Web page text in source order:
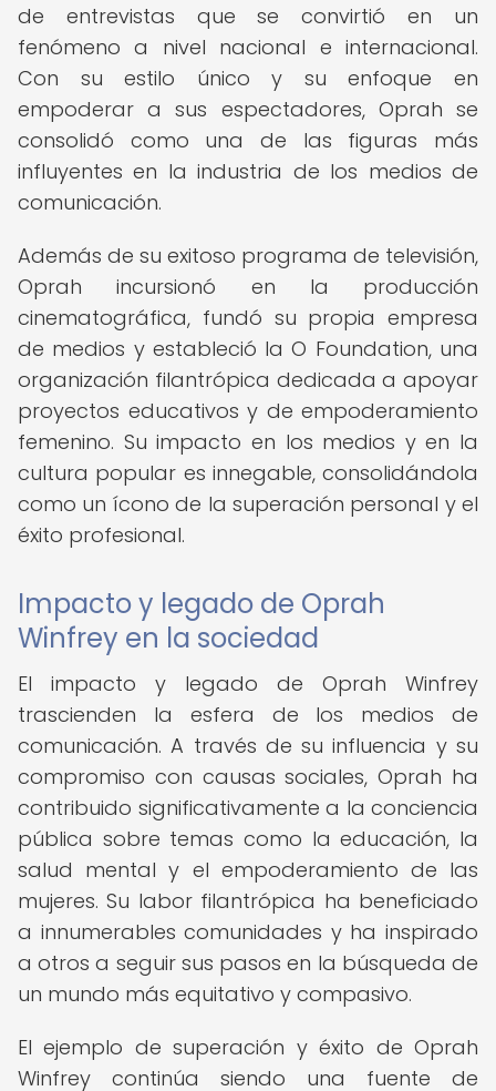
de entrevistas que se convirtió en un
fenómeno a nivel nacional e internacional.
Con su estilo único y su enfoque en
empoderar a sus espectadores, Oprah se
consolidó como una de las figuras más
influyentes en la industria de los medios de
comunicación.
Además de su exitoso programa de televisión,
Oprah incursionó en la producción
cinematográfica, fundó su propia empresa
de medios y estableció la O Foundation, una
organización filantrópica dedicada a apoyar
proyectos educativos y de empoderamiento
femenino. Su impacto en los medios y en la
cultura popular es innegable, consolidándola
como un ícono de la superación personal y el
éxito profesional.
Impacto y legado de Oprah
Winfrey en la sociedad
El impacto y legado de Oprah Winfrey
trascienden la esfera de los medios de
comunicación. A través de su influencia y su
compromiso con causas sociales, Oprah ha
contribuido significativamente a la conciencia
pública sobre temas como la educación, la
salud mental y el empoderamiento de las
mujeres. Su labor filantrópica ha beneficiado
a innumerables comunidades y ha inspirado
a otros a seguir sus pasos en la búsqueda de
un mundo más equitativo y compasivo.
El ejemplo de superación y éxito de Oprah
Winfrey continúa siendo una fuente de